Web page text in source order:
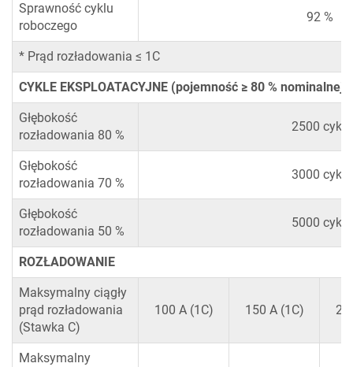
Sprawność cyklu
roboczego
92 %
* Prąd rozładowania ≤ 1C
CYKLE EKSPLOATACYJNE (pojemność ≥ 80 % nominalnej)
Głębokość
rozładowania 80 %
2500 cykli
Głębokość
rozładowania 70 %
3000 cykli
Głębokość
rozładowania 50 %
5000 cykli
ROZŁADOWANIE
Maksymalny ciągły
prąd rozładowania
(Stawka C)
100 A (1C) 150 A (1C)
Maksymalny